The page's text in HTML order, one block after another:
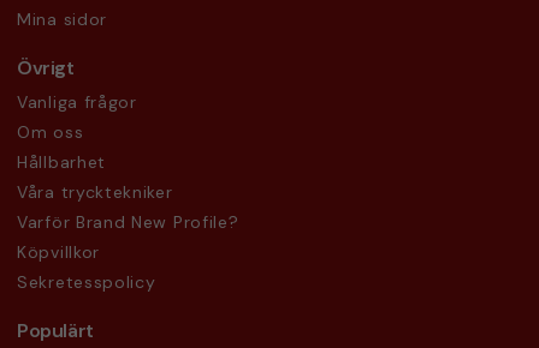
Mina sidor
Övrigt
Vanliga frågor
Om oss
Hållbarhet
Våra trycktekniker
Varför Brand New Profile?
Köpvillkor
Sekretesspolicy
Populärt